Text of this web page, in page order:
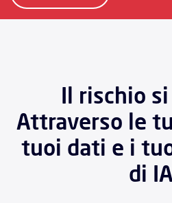
Il rischio
Attraverso le
tuoi dati e i
di